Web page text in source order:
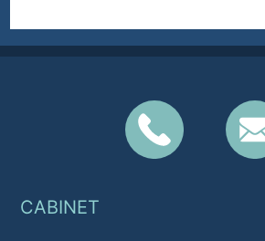
CABINET